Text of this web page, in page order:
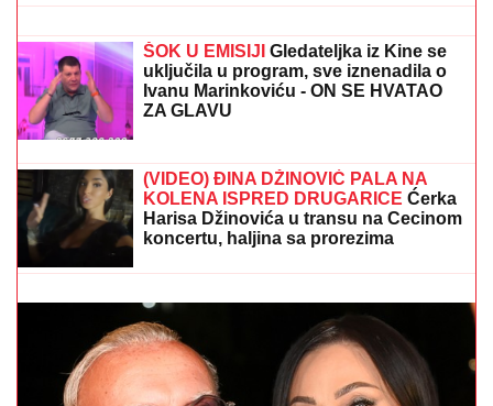
ŠTAPOM UDARIO DIREKTNO U
GLAVU!Jezivo nasilje u porodici:
Istrčala na ulicu u panici, nasilnik je
stigao, prolaznici sprečili katastrofu
Ivanu Marinkoviću - ON SE HVATAO
ZA GLAVU